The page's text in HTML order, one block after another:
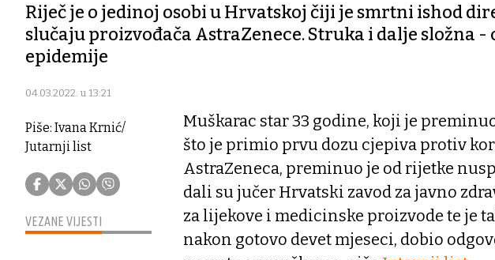
Riječ je o jedinoj osobi u Hrvatskoj čiji je smrtni ishod
slučaju proizvođača AstraZenece. Struka i dalje složna
epidemije
04.03.2022. u 13:21
Piše: Ivana Krnić/
Jutarnji list
VEZANE VIJESTI
Muškarac star 33 godine, koji je
što je primio prvu dozu cjepiva protiv
AstraZeneca, preminuo je od rijetke
dali su jučer Hrvatski zavod za javno
za lijekove i medicinske proizvode te je
nakon gotovo devet mjeseci, dobio